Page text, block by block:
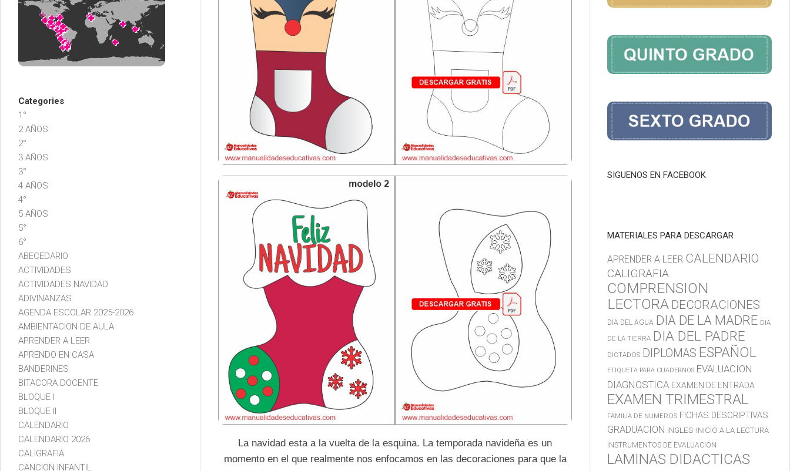
La navidad esta a la vuelta de la esquina. La temporada navideña es un
momento en el que realmente nos enfocamos en las decoraciones para que la
Categories
1°
2 AÑOS
2°
3 AÑOS
3°
4 AÑOS
4°
5 AÑOS
5°
6°
ABECEDARIO
ACTIVIDADES
ACTIVIDADES NAVIDAD
ADIVINANZAS
AGENDA ESCOLAR 2025-2026
AMBIENTACION DE AULA
APRENDER A LEER
APRENDO EN CASA
BANDERINES
BITACORA DOCENTE
BLOQUE I
BLOQUE II
CALENDARIO
CALENDARIO 2026
CALIGRAFIA
CANCION INFANTIL
SIGUENOS EN FACEBOOK
MATERIALES PARA DESCARGAR
APRENDER A LEER CALENDARIO
CALIGRAFIA
COMPRENSION
LECTORA DECORACIONES
DIA DEL AGUA DIA DE LA MADRE DIA
DE LA TIERRA DIA DEL PADRE
DICTADOS DIPLOMAS ESPAÑOL
ETIQUETA PARA CUADERNOS EVALUACION
DIAGNOSTICA EXAMEN DE ENTRADA
EXAMEN TRIMESTRAL
FAMILIA DE NUMEROS FICHAS DESCRIPTIVAS
GRADUACION INGLES INICIO A LA LECTURA
INSTRUMENTOS DE EVALUACION
LAMINAS DIDACTICAS